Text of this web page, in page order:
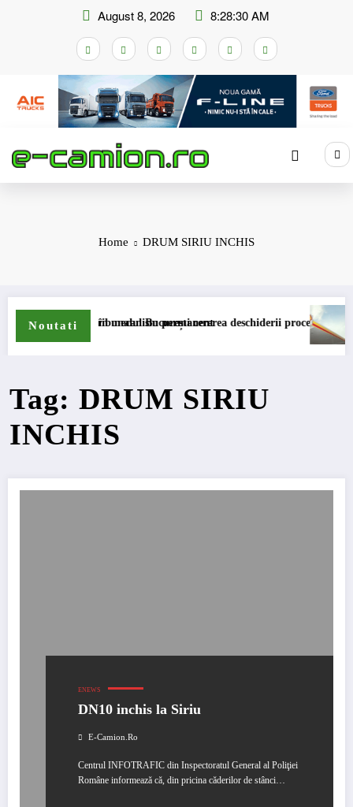
August 8, 2026 8:28:30 AM
Home DRUM SIRIU INCHIS
Noutati
a accizei în mecanism permanent
depus la Tribunalul București cererea deschiderii procedurii deDKV
Tag: DRUM SIRIU
INCHIS
ENEWS
DN10 inchis la Siriu
E-Camion.ro
Centrul INFOTRAFIC din Inspectoratul General al Poliţiei
Române informează că, din pricina căderilor de stânci…